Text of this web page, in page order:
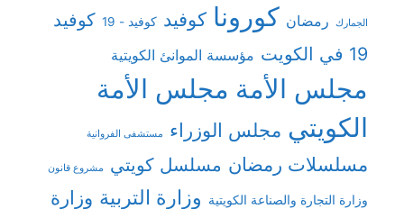
الجمارك رمضان كورونا كوفيد كوفيد - 19
كوفيد
19 في الكويت
مؤسسة الموانئ الكويتية
مجلس الأمة مجلس الأمة
الكويتي مجلس الوزراء مستشفى الفروانية
مسلسلات رمضان مسلسل كويتي مشروع قانون
وزارة التجارة والصناعة الكويتية وزارة التربية وزارة